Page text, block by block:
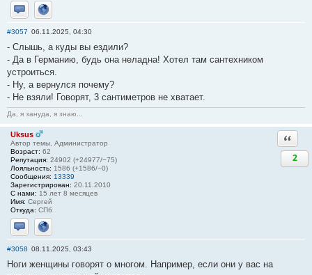
Отправить личное сообщение
Сайт
#3057 06.11.2025, 04:30
- Слышь, а куды вы ездили?
- Да в Германию, будь она неладна! Хотел там сантехником
устроиться.
- Ну, а вернулся почему?
- Не взяли! Говорят, 3 сантиметров не хватает.
Да, я зануда, я знаю...
Uksus
Автор темы, Администратор
Возраст: 62
Репутация: 24902 (+24977/−75)
Лояльность: 1586 (+1586/−0)
Сообщения: 13339
Зарегистрирован: 20.11.2010
С нами: 15 лет 8 месяцев
Имя: Сергей
Откуда: СПб
Отправить личное сообщение
Сайт
2
#3058 08.11.2025, 03:43
Ноги женщины говорят о многом. Например, если они у вас на